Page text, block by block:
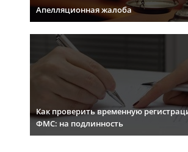
Апелляционная жалоба
Как проверить временную
ФМС: на подлинность